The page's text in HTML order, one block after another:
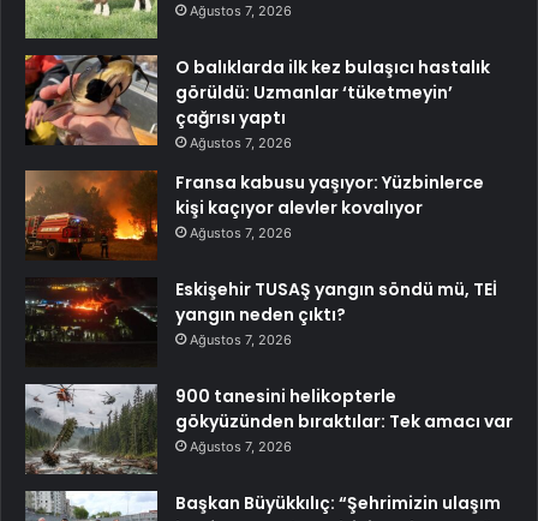
Ağustos 7, 2026
O balıklarda ilk kez bulaşıcı hastalık
görüldü: Uzmanlar ‘tüketmeyin’
çağrısı yaptı
Ağustos 7, 2026
Fransa kabusu yaşıyor: Yüzbinlerce
kişi kaçıyor alevler kovalıyor
Ağustos 7, 2026
Eskişehir TUSAŞ yangın söndü mü, TEİ
yangın neden çıktı?
Ağustos 7, 2026
900 tanesini helikopterle
gökyüzünden bıraktılar: Tek amacı var
Ağustos 7, 2026
Başkan Büyükkılıç: “Şehrimizin ulaşım